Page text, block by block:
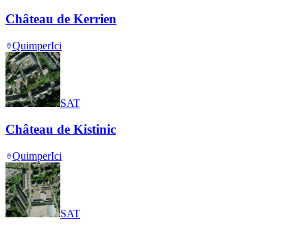
Château de Kerrien
QuimperIci
SAT
Château de Kistinic
QuimperIci
SAT